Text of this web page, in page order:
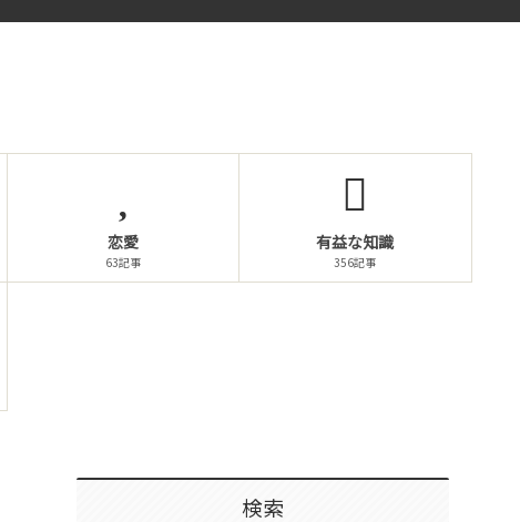
恋愛
63記事
有益な知識
356記事
検索